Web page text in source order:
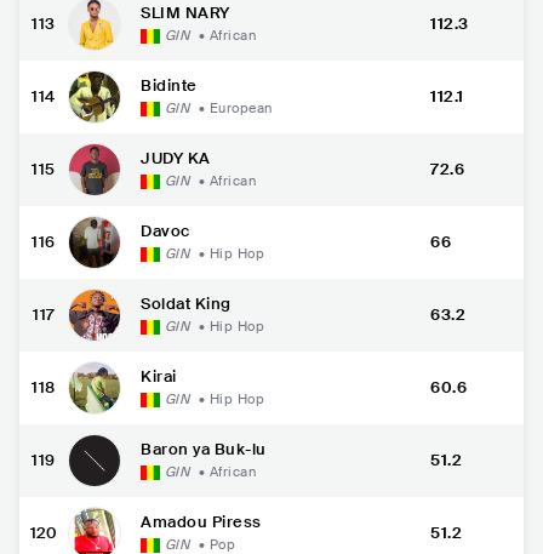
113
SLIM NARY
GIN • African
112.3
114
Bidinte
GIN • European
112.1
115
JUDY KA
GIN • African
72.6
116
Davoc
GIN • Hip Hop
66
117
Soldat King
GIN • Hip Hop
63.2
118
Kirai
GIN • Hip Hop
60.6
119
Baron ya Buk-lu
GIN • African
51.2
120
Amadou Piress
GIN • Pop
51.2